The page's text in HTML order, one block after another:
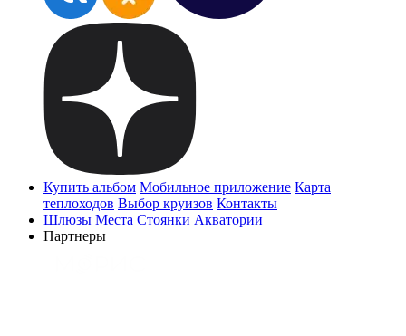
Купить альбом Мобильное приложение Карта
теплоходов Выбор круизов Контакты
Шлюзы Места Стоянки Акватории
Партнеры